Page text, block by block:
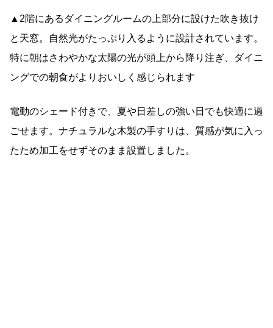
▲2階にあるダイニングルームの上部分に設けた吹き抜け
と天窓。自然光がたっぷり入るように設計されています。
特に朝はさわやかな太陽の光が頭上から降り注ぎ、ダイニ
ングでの朝食がよりおいしく感じられます
電動のシェード付きで、夏や日差しの強い日でも快適に過
ごせます。ナチュラルな木製の手すりは、質感が気に入っ
たため加工をせずそのまま設置しました。